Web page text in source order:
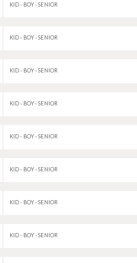
KID - BOY - SENIOR
KID - BOY - SENIOR
KID - BOY - SENIOR
KID - BOY - SENIOR
KID - BOY - SENIOR
KID - BOY - SENIOR
KID - BOY - SENIOR
KID - BOY - SENIOR